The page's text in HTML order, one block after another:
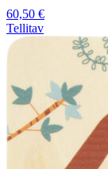
60,50 €
Tellitav